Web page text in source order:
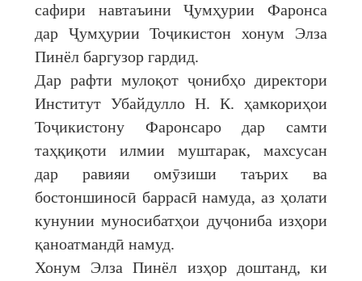
сафири навтаъини Ҷумҳурии Фаронса
дар Ҷумҳурии Тоҷикистон хонум Элза
Пинёл баргузор гардид.
Дар рафти мулоқот ҷонибҳо директори
Институт Убайдулло Н. К. ҳамкориҳои
Тоҷикистону Фаронсаро дар самти
таҳқиқоти илмии муштарак, махсусан
дар равияи омӯзиши таърих ва
бостоншиносӣ баррасӣ намуда, аз ҳолати
кунунии муносибатҳои дуҷониба изҳори
қаноатмандӣ намуд.
Хонум Элза Пинёл изҳор доштанд, ки